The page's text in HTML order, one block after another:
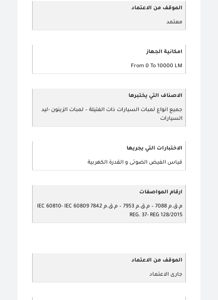
الموقف من الاعتماد
معتمد
امكانية الجهاز
From 0 To 10000 LM
الاصناف التي يختبرها
جميع انواع لمبات السيارات ذات الفتيلة – لمبات الزينون -ليد
السيارات
الاختبارات التي يجريها
قياس الفيض الضوئى و القدرة الكهربية
ارقام المواصفات
م.ق.م 7088 – م.ق.م 7953 – م.ق.م 7842 IEC 60810- IEC 60809
REG. 37- REG 128/2015
الموقف من الاعتماد
جارى الاعتماد